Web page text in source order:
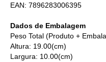
EAN: 7896283006395
Dados de Embalagem
Peso Total (Produto +
Altura: 19.00(cm)
Largura: 10.00(cm)